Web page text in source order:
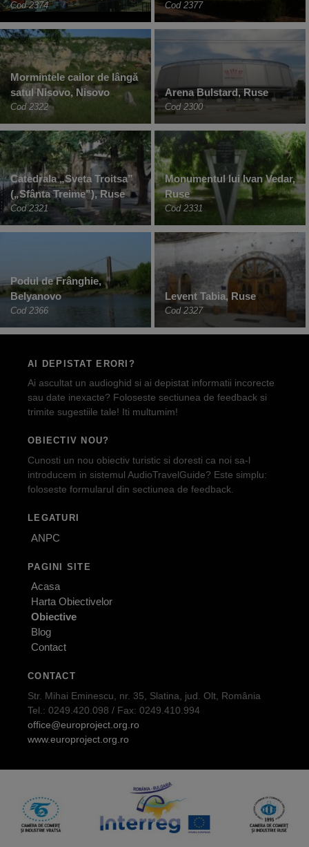
Cod 2374 Cod 2377
Mormintele cailor de lângă
satul Nisovo, Nisovo
Cod 2322
Arena Bulstard, Ruse
Cod 2300
Catedrala „Sveta Troitsa”
(„Sfânta Treime”), Ruse
Cod 2321
Monumentul lui Ivan Vedar,
Ruse
Cod 2331
Podul de Frânghie,
Belyanovo
Cod 2366
Levent Tabia, Ruse
Cod 2327
AI DEPISTAT ERORI?
Ai ascultat un audioghid si ai depistat informatii incorecte
sau date inexacte? Foloseste sectiunea de feedback si
trimite sugestiile tale! Iti multumim!
OBIECTIV NOU?
Cunosti un nou obiectiv turistic si doresti ca noi sa-l
introducem in sistemul AudioTravelGuide? Este simplu:
foloseste formularul din sectiunea de feedback.
LEGATURI
ANPC
PAGINI SITE
Acasa
Harta Obiectivelor
Obiective
Blog
Contact
CONTACT
Str. Mihai Eminescu, nr. 35, Slatina, jud. Olt, România
Tel.: 0249.420.098 / Fax: 0249.410.994
office@europroject.org.ro
www.europroject.org.ro